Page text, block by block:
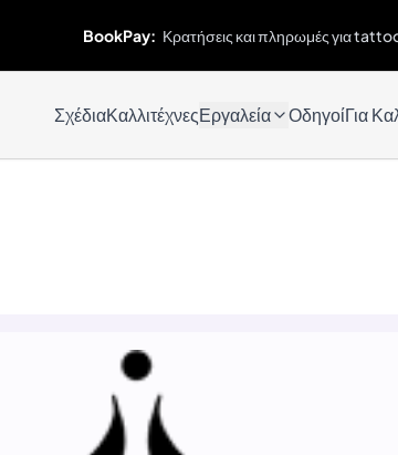
BookPay: Κρατήσεις και πληρωμές για
ΣχέδιαΚαλλιτέχνεςΕργαλεία ΟδηγοίΓια